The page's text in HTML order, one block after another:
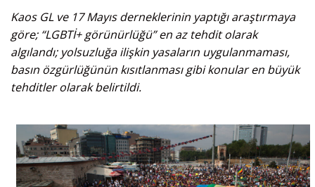
Kaos GL ve 17 Mayıs derneklerinin yaptığı araştırmaya
göre; “LGBTİ+ görünürlüğü” en az tehdit olarak
algılandı; yolsuzluğa ilişkin yasaların uygulanmaması,
basın özgürlüğünün kısıtlanması gibi konular en büyük
tehditler olarak belirtildi.